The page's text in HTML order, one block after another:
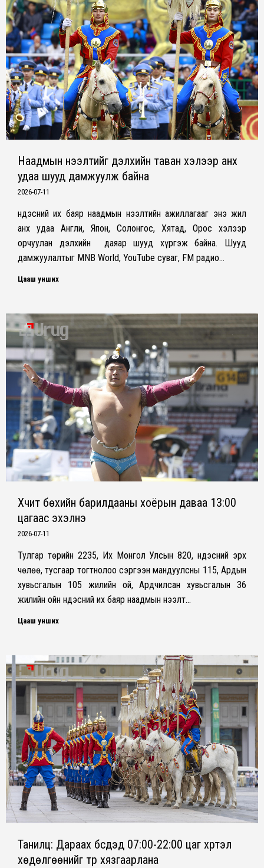
Наадмын нээлтийг дэлхийн таван хэлээр анх
удаа шууд дамжуулж байна
2026-07-11
Үндэсний их баяр наадмын нээлтийн ажиллагааг энэ жил
анх удаа Англи, Япон, Солонгос, Хятад, Орос хэлээр
орчуулан дэлхийн даяар шууд хүргэж байна. Шууд
дамжуулалтыг MNB World, YouTube суваг, FM радио…
Цааш унших
Хүчит бөхийн барилдааны хоёрын даваа 13:00
цагаас эхэлнэ
2026-07-11
Тулгар төрийн 2235, Их Монгол Улсын 820, Үндэсний эрх
чөлөө, тусгаар тогтнолоо сэргээн мандуулсны 115, Ардын
хувьсгалын 105 жилийн ой, Ардчилсан хувьсгалын 36
жилийн ойн Үндэсний их баяр наадмын нээлт…
Цааш унших
Танилц: Дараах бүсүүдэд 07:00-22:00 цаг хүртэл
хөдөлгөөнийг түр хязгаарлана